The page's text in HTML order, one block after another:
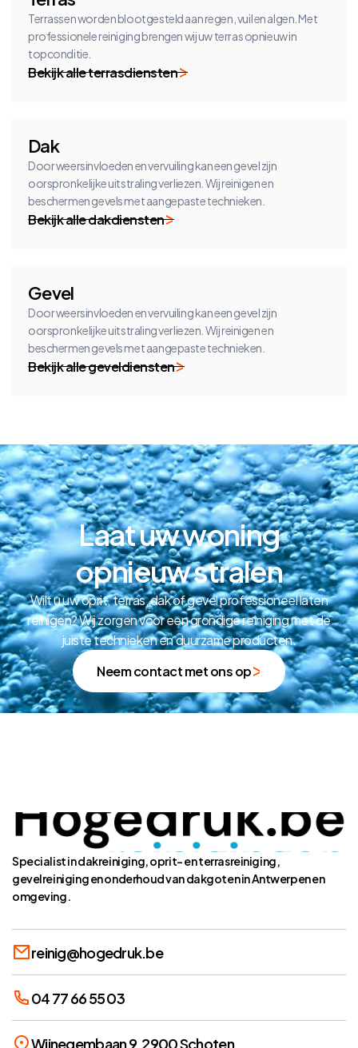
Terrassen worden blootgesteld aan regen, vuil en algen. Met
professionele reiniging brengen wij uw terras opnieuw in
topconditie.
Bekijk alle terrasdiensten
Dak
Door weersinvloeden en vervuiling kan een gevel zijn
oorspronkelijke uitstraling verliezen. Wij reinigen en
beschermen gevels met aangepaste technieken.
Bekijk alle dakdiensten
Gevel
Door weersinvloeden en vervuiling kan een gevel zijn
oorspronkelijke uitstraling verliezen. Wij reinigen en
beschermen gevels met aangepaste technieken.
Bekijk alle geveldiensten
Laat uw woning
opnieuw stralen
Wilt u uw oprit, terras, dak of gevel professioneel laten
reinigen? Wij zorgen voor een grondige reiniging met de
juiste technieken en duurzame producten.
Neem contact met ons op
Specialist in dakreiniging, oprit- en terrasreiniging,
gevelreiniging en onderhoud van dakgoten in Antwerpen en
omgeving.
reinig@hogedruk.be
04 77 66 55 03
Wijnegembaan 9, 2900 Schoten